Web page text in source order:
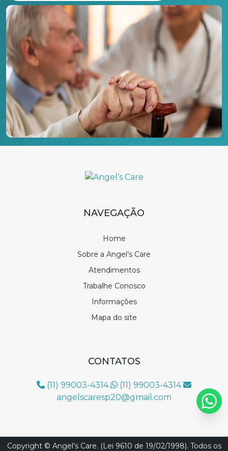
NAVEGAÇÃO
Home
Sobre a Angel’s Care
Atendimentos
Trabalhe Conosco
Informações
Mapa do site
CONTATOS
(11) 99003-4314
(11) 99003-4314
angelscaresp20@gmail.com
Copyright © Angel’s Care. (Lei 9610 de 19/02/1998). Todos os